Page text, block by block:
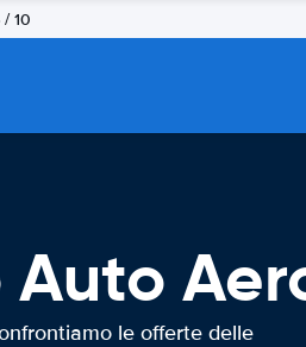
/ 10
le offerte delle